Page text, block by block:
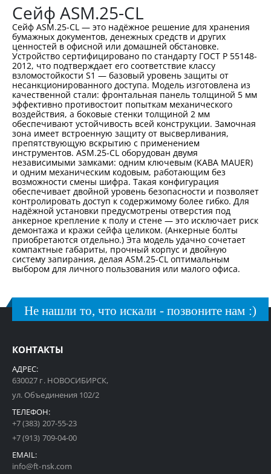
Сейф ASM.25-CL
Сейф ASM.25-CL — это надёжное решение для хранения
бумажных документов, денежных средств и других
ценностей в офисной или домашней обстановке.
Устройство сертифицировано по стандарту ГОСТ Р 55148-
2012, что подтверждает его соответствие классу
взломостойкости S1 — базовый уровень защиты от
несанкционированного доступа. Модель изготовлена из
качественной стали: фронтальная панель толщиной 5 мм
эффективно противостоит попыткам механического
воздействия, а боковые стенки толщиной 2 мм
обеспечивают устойчивость всей конструкции. Замочная
зона имеет встроенную защиту от высверливания,
препятствующую вскрытию с применением
инструментов. ASM.25-CL оборудован двумя
независимыми замками: одним ключевым (KABA MAUER)
и одним механическим кодовым, работающим без
возможности смены шифра. Такая конфигурация
обеспечивает двойной уровень безопасности и позволяет
контролировать доступ к содержимому более гибко. Для
надёжной установки предусмотрены отверстия под
анкерное крепление к полу и стене — это исключает риск
демонтажа и кражи сейфа целиком. (Анкерные болты
приобретаются отдельно.) Эта модель удачно сочетает
компактные габариты, прочный корпус и двойную
систему запирания, делая ASM.25-CL оптимальным
выбором для личного пользования или малого офиса.
Не нашли то, что искали - позвоните нам :)
КОНТАКТЫ
АДРЕС:
630027 г. НОВОСИБИРСК,
ул. Объединения 102/2
ТЕЛЕФОН:
+7 (383) 207-55-23
+7 (913) 709-04-00
EMAIL:
info@ft-nsk.com